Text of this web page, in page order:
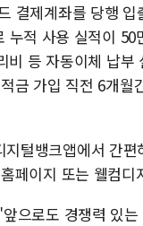
결제계좌를 당행
적 사용 실적이
비 등 자동이체 납
금 가입 직전 6개
털뱅크앱에서 간
페이지 또는 웰컴
으로도 경쟁력 있